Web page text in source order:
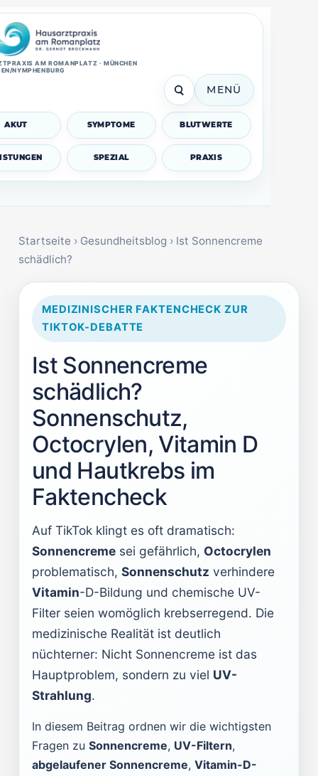
AM ROMANPLATZ · MÜNCHEN
NYMPHENBURG
AKUT SYMPTOME BLUTWERTE
SPEZIAL PRAXIS
MENÜ
Startseite › Gesundheitsblog › Ist Sonnencreme
schädlich?
MEDIZINISCHER FAKTENCHECK ZUR
TIKTOK-DEBATTE
Ist Sonnencreme
schädlich?
Sonnenschutz,
Octocrylen, Vitamin D
und Hautkrebs im
Faktencheck
Auf TikTok klingt es oft dramatisch:
Sonnencreme sei gefährlich, Octocrylen
problematisch, Sonnenschutz verhindere
Vitamin-D-Bildung und chemische UV-
Filter seien womöglich krebserregend. Die
medizinische Realität ist deutlich
nüchterner: Nicht Sonnencreme ist das
Hauptproblem, sondern zu viel UV-
Strahlung.
In diesem Beitrag ordnen wir die wichtigsten
Fragen zu Sonnencreme, UV-Filtern,
abgelaufener Sonnencreme, Vitamin-D-